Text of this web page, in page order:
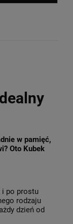
w pamięć,
Oto Kubek
i po prostu
rodzaju
dzień od